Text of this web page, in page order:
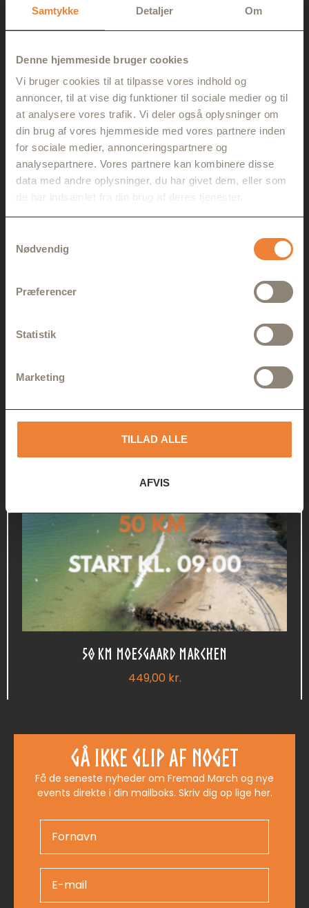
Samtykke Detaljer Om
Denne hjemmeside bruger cookies
Vi bruger cookies til at tilpasse vores indhold og
annoncer, til at vise dig funktioner til sociale medier og til
at analysere vores trafik. Vi deler også oplysninger om
din brug af vores hjemmeside med vores partnere inden
for sociale medier, annonceringspartnere og
analysepartnere. Vores partnere kan kombinere disse
data med andre oplysninger, du har givet dem, eller som
de har indsamlet fra din brug af deres tjenester.
Nødvendig
Præferencer
Statistik
Marketing
TILLAD ALLE
AFVIS
50 KM MOESGAARD MARCHEN
449,00 kr.
Gå ikke glip af noget
Få de seneste nyheder om Fremad March og nye
events direkte i din mailboks. Skriv dig op lige her.